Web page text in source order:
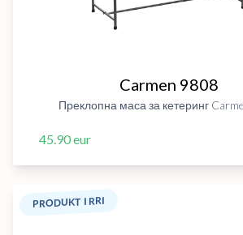
Carmen 9808
Преклопна маса за кетеринг
45.90 eur
PRODUKT I RRI